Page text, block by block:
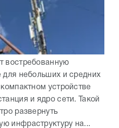
востребованную
для небольших и средних
устройстве
и ядро сети. Такой
развернуть
инфраструктуру на...